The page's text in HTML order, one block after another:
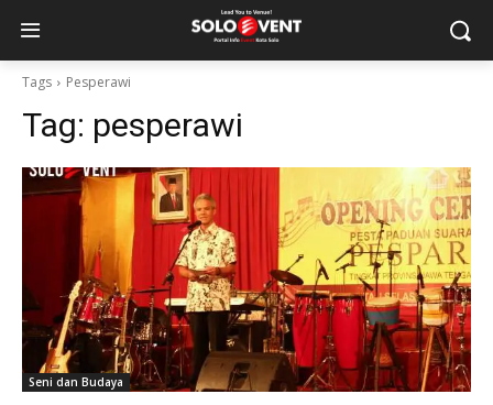
Tags Pesperawi
Tag: pesperawi
Seni dan Budaya